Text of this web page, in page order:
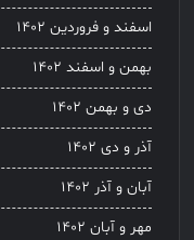
اسفند و فروردین ۱۴۰۲
بهمن و اسفند ۱۴۰۲
دی و بهمن ۱۴۰۲
آذر و دی ۱۴۰۲
آبان و آذر ۱۴۰۲
مهر و آبان ۱۴۰۲